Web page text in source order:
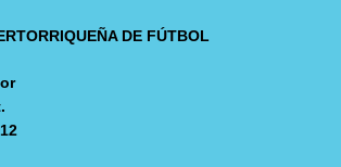
DE FÚTBOL